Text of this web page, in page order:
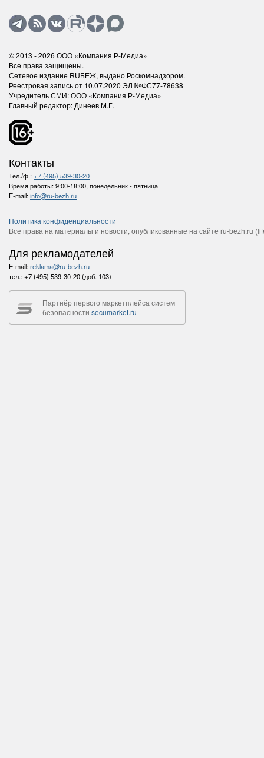
© 2013 - 2026 ООО «Компания Р-Медиа»
Все права защищены.
Сетевое издание RUБЕЖ, выдано Роскомнадзором.
Реестровая запись от 10.07.2020 ЭЛ №ФС77-78638
Учредитель СМИ: ООО «Компания Р-Медиа»
Главный редактор: Динеев М.Г.
Контакты
Тел./ф.:+7 (495) 539-30-20
Время работы:9:00-18:00, понедельник - пятница
E-mail:info@ru-bezh.ru
Политика конфиденциальности
Все права на материалы и новости, опубликованные на сайте ru-bezh.ru
Для рекламодателей
E-mail:reklama@ru-bezh.ru
тел.:+7 (495) 539-30-20 (доб. 103)
Партнёр первого маркетплейса систем
безопасности secumarket.ru